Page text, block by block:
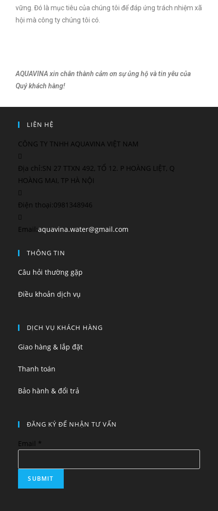
vững. Đó là mục tiêu của chúng tôi để đáp ứng trách nhiệm xã
hội mà công ty chúng tôi có.
AQUAVINA xin chân thành cảm ơn sự ủng hộ và tin yêu của
Quý khách hàng!
LIÊN HỆ
CÔNG TY TNHH AQUAVINA VIỆT NAM
Địa chỉ:SN 27 TTXN 492, TỔ 12. P HOÀNG LIỆT, Q
HOÀNG MAI, TP HÀ NỘI
Điện thoại:0981348946
Email:aquavina.water@gmail.com
THÔNG TIN
Câu hỏi thường gặp
Điều khoản dịch vụ
DỊCH VỤ KHÁCH HÀNG
Giao hàng & lắp đặt
Thanh toán
Bảo hành & đổi trả
ĐĂNG KÝ ĐỂ NHẬN TƯ VẤN
Email *
SUBMIT